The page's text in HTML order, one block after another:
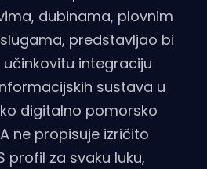
dubinama, plovnim
predstavljao bi
integraciju
sustava u
digitalno pomorsko
ne propisuje izričito
profil za svaku luku,